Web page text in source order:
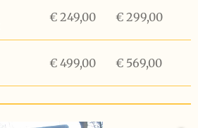
€ 249,00 € 299,00
€ 499,00 € 569,00